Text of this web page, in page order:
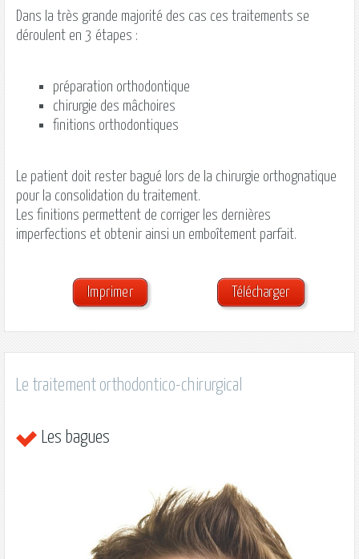
Dans la très grande majorité des cas ces traitements se
déroulent en 3 étapes :
préparation orthodontique
chirurgie des mâchoires
finitions orthodontiques
Le patient doit rester bagué lors de la chirurgie orthognatique
pour la consolidation du traitement.
Les finitions permettent de corriger les dernières
imperfections et obtenir ainsi un emboîtement parfait.
Imprimer Télécharger
Le traitement orthodontico-chirurgical
Les bagues